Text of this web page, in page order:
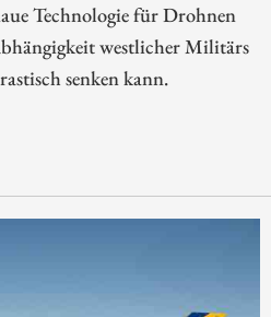
Technologie für Drohnen
westlicher Militärs
senken kann.